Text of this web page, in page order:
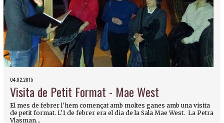
04.02.2015
Visita de Petit Format - Mae West
El mes de febrer l'hem començat amb moltes ganes amb una visita
de petit format. L'1 de febrer era el dia de la Sala Mae West. La Petra
Vlasman...